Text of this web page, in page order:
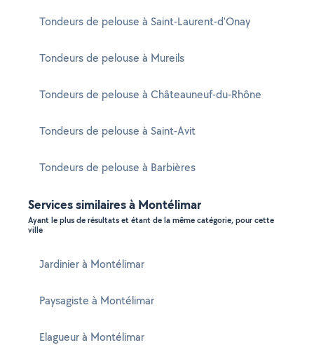
Tondeurs de pelouse à Saint-Laurent-d'Onay
Tondeurs de pelouse à Mureils
Tondeurs de pelouse à Châteauneuf-du-Rhône
Tondeurs de pelouse à Saint-Avit
Tondeurs de pelouse à Barbières
Services similaires à Montélimar
Ayant le plus de résultats et étant de la même catégorie, pour cette
ville
Jardinier à Montélimar
Paysagiste à Montélimar
Elagueur à Montélimar